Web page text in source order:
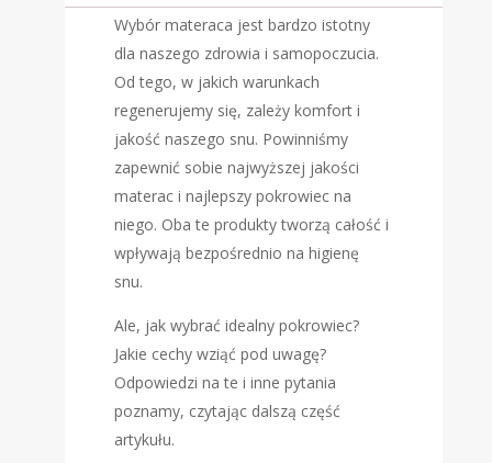
Wybór materaca jest bardzo istotny
dla naszego zdrowia i samopoczucia.
Od tego, w jakich warunkach
regenerujemy się, zależy komfort i
jakość naszego snu. Powinniśmy
zapewnić sobie najwyższej jakości
materac i najlepszy pokrowiec na
niego. Oba te produkty tworzą całość i
wpływają bezpośrednio na higienę
snu.
Ale, jak wybrać idealny pokrowiec?
Jakie cechy wziąć pod uwagę?
Odpowiedzi na te i inne pytania
poznamy, czytając dalszą część
artykułu.